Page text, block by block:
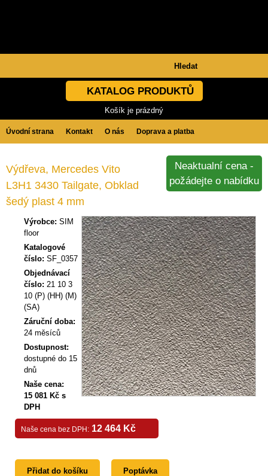
KATALOG PRODUKTŮ
Košík je prázdný
Úvodní strana Kontakt O nás Doprava a platba
Výdřeva, Mercedes Vito
L3H1 3430 Tailgate, Obklad
šedý plast 4 mm
Výrobce: SIM
floor
Katalogové
číslo: SF_0357
Objednávací
číslo: 21 10 3
10 (P) (HH) (M)
(SA)
Záruční doba:
24 měsíců
Dostupnost:
dostupné do 15
dnů
Naše cena:
15 081 Kč s
DPH
Naše cena bez DPH: 12 464 Kč
Neaktualní cena -
požádejte o nabídku
Přidat do košíku Poptávka